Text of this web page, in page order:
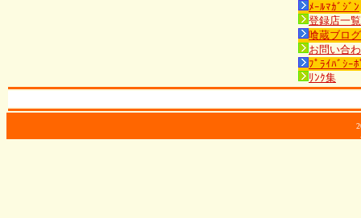
ﾒｰﾙﾏｶﾞｼﾞﾝ
登録店一覧
喰蔵ブログ
お問い合
ﾌﾟﾗｲﾊﾞｼｰ
ﾘﾝｸ集